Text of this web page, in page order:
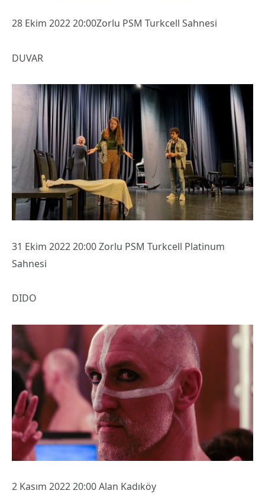
28 Ekim 2022 20:00Zorlu PSM Turkcell Sahnesi
DUVAR
31 Ekim 2022 20:00 Zorlu PSM Turkcell Platinum
Sahnesi
DIDO
2 Kasım 2022 20:00 Alan Kadıköy